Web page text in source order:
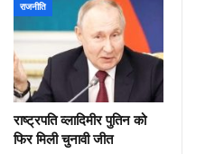
राजनीति
राष्ट्रपति व्लादिमीर पुतिन को
फिर मिली चुनावी जीत